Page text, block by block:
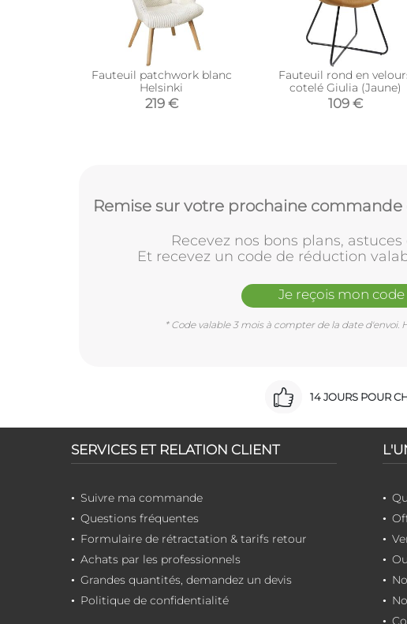
Fauteuil patchwork blanc
Helsinki
219 €
Fauteuil rond en
cotelé Giulia (Jaune)
109 €
Remise sur votre prochaine
Recevez nos bons plans,
Et recevez un code de réduction
Je reçois mon
* Code valable 3 mois à compter de la date
14 JOURS POUR
SERVICES ET RELATION CLIENT
Suivre ma commande
Questions fréquentes
Formulaire de rétractation & tarifs retour
Achats par les professionnels
Grandes quantités, demandez un devis
Politique de confidentialité